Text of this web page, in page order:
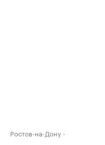
Ростов-на-Дону